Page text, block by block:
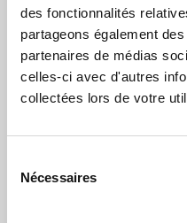
des fonctionnalités
partageons également
partenaires de médias
celles-ci avec d'autres
collectées lors de votre
Nécessaires